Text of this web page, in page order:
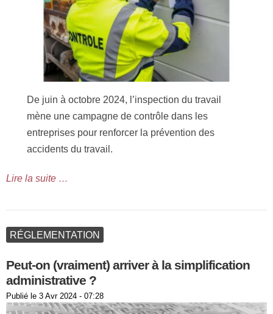
De juin à octobre 2024, l’inspection du travail
mène une campagne de contrôle dans les
entreprises pour renforcer la prévention des
accidents du travail.
Lire la suite …
RÉGLEMENTATION
Peut-on (vraiment) arriver à la simplification
administrative ?
Publié le 3 Avr 2024 - 07:28